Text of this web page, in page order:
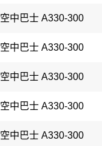
空中巴士 A330-300
空中巴士 A330-300
空中巴士 A330-300
空中巴士 A330-300
空中巴士 A330-300